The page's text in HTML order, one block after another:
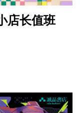
店长值班